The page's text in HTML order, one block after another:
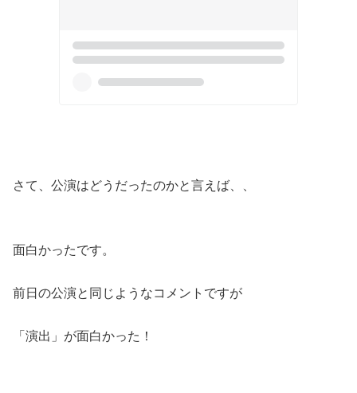
さて、公演はどうだったのかと言えば、、
面白かったです。
前日の公演と同じようなコメントですが
「演出」が面白かった！